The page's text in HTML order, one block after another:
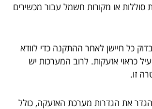
סוללות או מקורות חשמל עבור מכשירים
כל חיישן לאחר ההתקנה כדי לוודא
כראוי אזעקות. לרוב המערכות יש
זו.
את הגדרות מערכת האזעקה, כולל